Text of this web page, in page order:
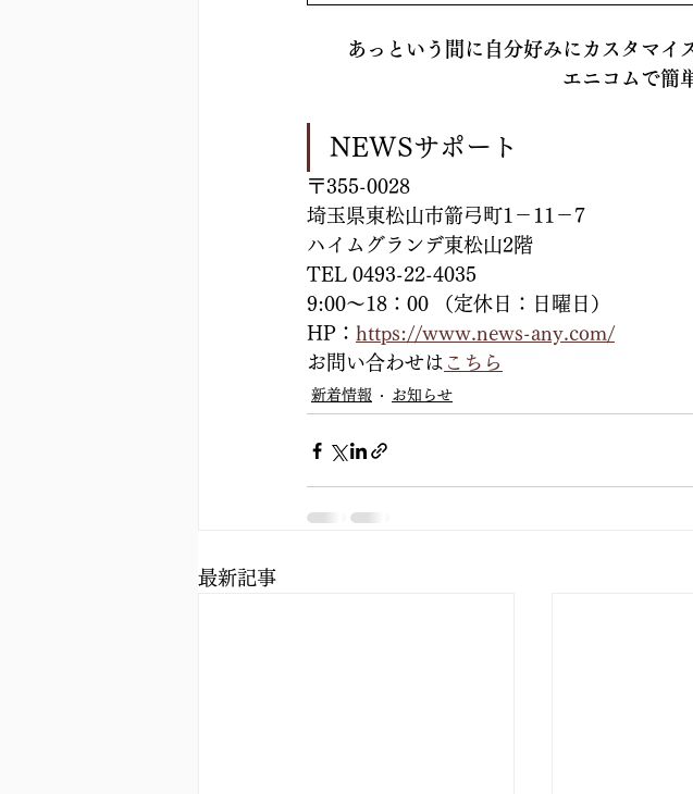
あっという間に自分好みにカスタマイ
エニコムで簡
NEWSサポート
〒355-0028
埼玉県東松山市箭弓町1－11－7
ハイムグランデ東松山2階
TEL 0493-22-4035
9:00～18：00 （定休日：日曜日）
HP： https://www.news-any.com/
お問い合わせは こちら
新着情報 お知らせ
最新記事